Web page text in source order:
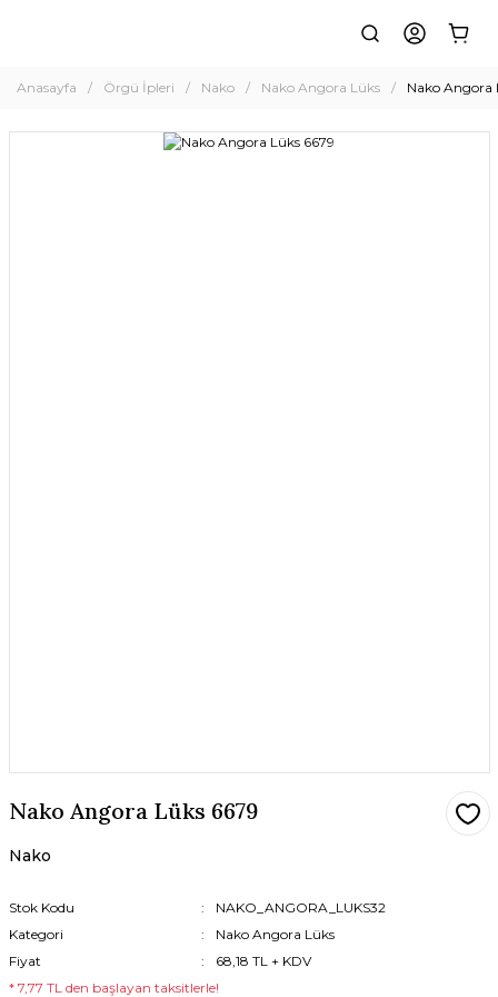
Anasayfa Örgü İpleri Nako Nako Angora Lüks Nako Angora
Nako Angora Lüks 6679
Nako
Stok Kodu
NAKO_ANGORA_LUKS32
Kategori
Nako Angora Lüks
Fiyat
68,18 TL + KDV
* 7,77 TL den başlayan taksitlerle!